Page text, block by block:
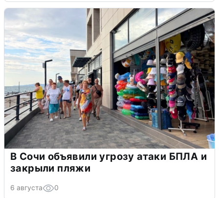
В Сочи объявили угрозу атаки БПЛА и
закрыли пляжи
6 августа 0